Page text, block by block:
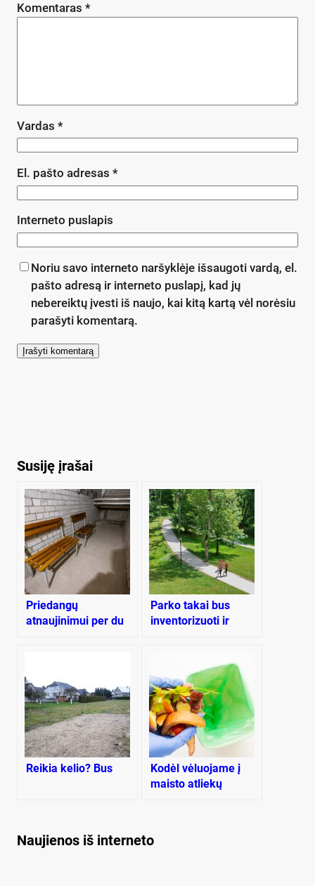
Komentaras *
Vardas *
El. pašto adresas *
Interneto puslapis
Noriu savo interneto naršyklėje išsaugoti vardą, el.
pašto adresą ir interneto puslapį, kad jų
nebereiktų įvesti iš naujo, kai kitą kartą vėl norėsiu
parašyti komentarą.
Susiję įrašai
Priedangų
atnaujinimui per du
Kaunas, Palanga,
Joniškis, Rietavas
Parko takai bus
inventorizuoti ir
Reikia kelio? Bus
Kodėl vėluojame į
maisto atliekų
Naujienos iš interneto